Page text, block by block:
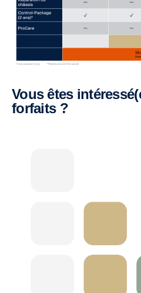
Vous êtes intéressé(e) par nos autres
forfaits ?